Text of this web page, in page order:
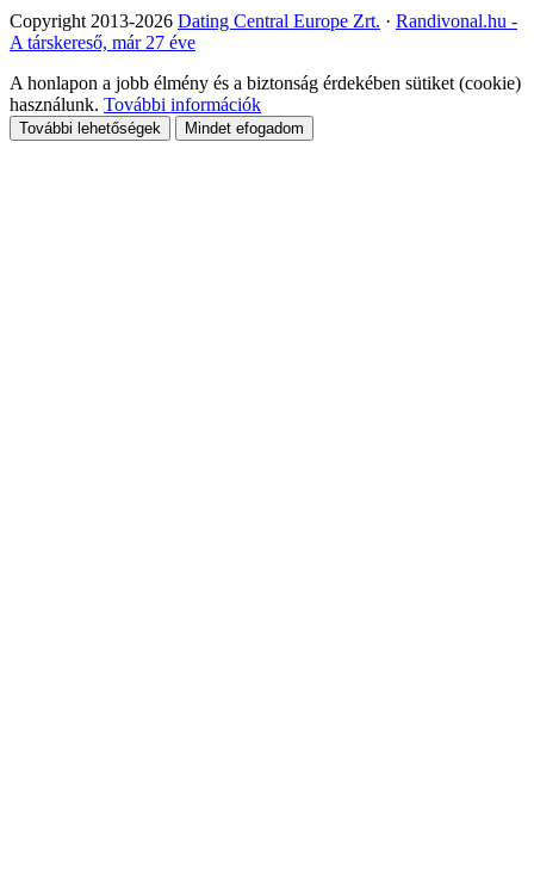
Copyright 2013-2026 Dating Central Europe Zrt. · Randivonal.hu -
A társkereső, már 27 éve
A honlapon a jobb élmény és a biztonság érdekében sütiket (cookie)
használunk. További információk
További lehetőségek Mindet efogadom